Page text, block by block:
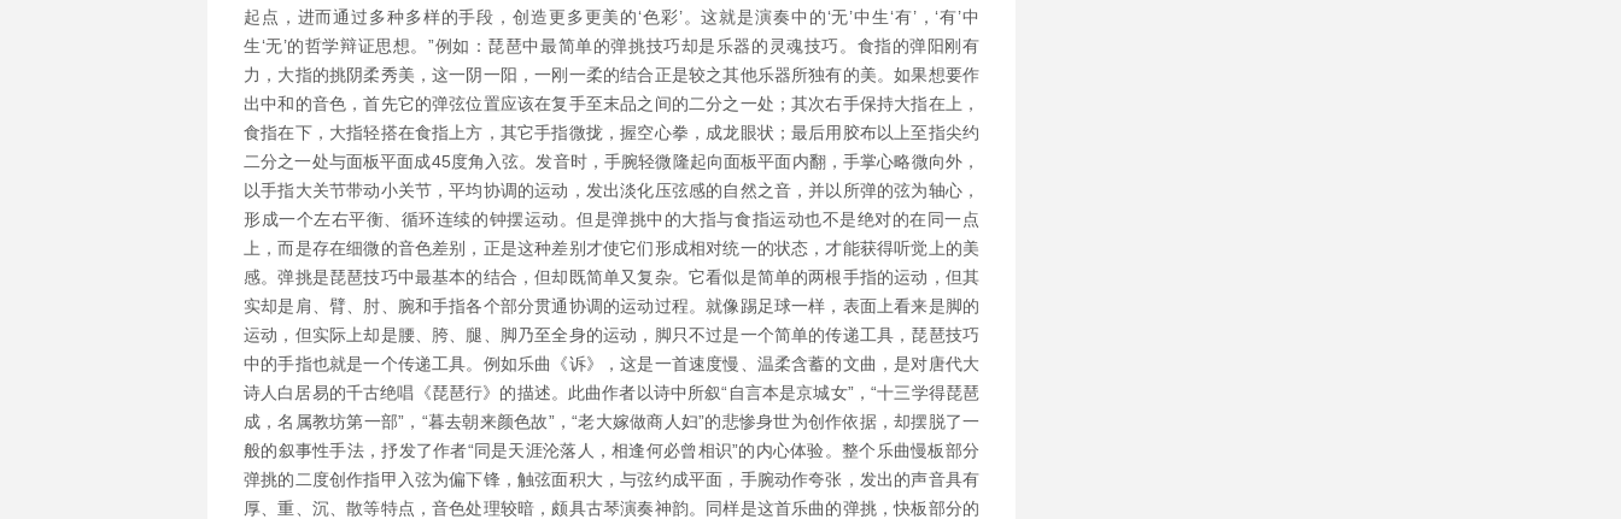
起点，进而通过多种多样的手段，创造更多更美的‘色彩’。这就是演奏中的‘无’中生‘有’，‘有’中
生‘无’的哲学辩证思想。”例如：琵琶中最简单的弹挑技巧却是乐器的灵魂技巧。食指的弹阳刚有
力，大指的挑阴柔秀美，这一阴一阳，一刚一柔的结合正是较之其他乐器所独有的美。如果想要作
出中和的音色，首先它的弹弦位置应该在复手至末品之间的二分之一处；其次右手保持大指在上，
食指在下，大指轻搭在食指上方，其它手指微拢，握空心拳，成龙眼状；最后用胶布以上至指尖约
二分之一处与面板平面成45度角入弦。发音时，手腕轻微隆起向面板平面内翻，手掌心略微向外，
以手指大关节带动小关节，平均协调的运动，发出淡化压弦感的自然之音，并以所弹的弦为轴心，
形成一个左右平衡、循环连续的钟摆运动。但是弹挑中的大指与食指运动也不是绝对的在同一点
上，而是存在细微的音色差别，正是这种差别才使它们形成相对统一的状态，才能获得听觉上的美
感。弹挑是琵琶技巧中最基本的结合，但却既简单又复杂。它看似是简单的两根手指的运动，但其
实却是肩、臂、肘、腕和手指各个部分贯通协调的运动过程。就像踢足球一样，表面上看来是脚的
运动，但实际上却是腰、胯、腿、脚乃至全身的运动，脚只不过是一个简单的传递工具，琵琶技巧
中的手指也就是一个传递工具。例如乐曲《诉》，这是一首速度慢、温柔含蓄的文曲，是对唐代大
诗人白居易的千古绝唱《琵琶行》的描述。此曲作者以诗中所叙“自言本是京城女”，“十三学得琵琶
成，名属教坊第一部”，“暮去朝来颜色故”，“老大嫁做商人妇”的悲惨身世为创作依据，却摆脱了一
般的叙事性手法，抒发了作者“同是天涯沦落人，相逢何必曾相识”的内心体验。整个乐曲慢板部分
弹挑的二度创作指甲入弦为偏下锋，触弦面积大，与弦约成平面，手腕动作夸张，发出的声音具有
厚、重、沉、散等特点，音色处理较暗，颇具古琴演奏神韵。同样是这首乐曲的弹挑，快板部分的